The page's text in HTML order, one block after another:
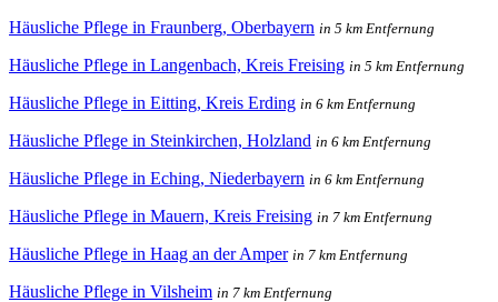
Häusliche Pflege in Fraunberg, Oberbayern in 5 km Entfernung
Häusliche Pflege in Langenbach, Kreis Freising in 5 km Entfernung
Häusliche Pflege in Eitting, Kreis Erding in 6 km Entfernung
Häusliche Pflege in Steinkirchen, Holzland in 6 km Entfernung
Häusliche Pflege in Eching, Niederbayern in 6 km Entfernung
Häusliche Pflege in Mauern, Kreis Freising in 7 km Entfernung
Häusliche Pflege in Haag an der Amper in 7 km Entfernung
Häusliche Pflege in Vilsheim in 7 km Entfernung